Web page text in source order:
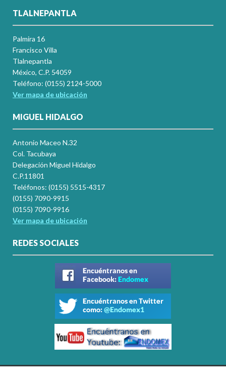
TLALNEPANTLA
Palmira 16
Francisco Villa
Tlalnepantla
México, C.P. 54059
Teléfono: (0155) 2124-5000
Ver mapa de ubicación
MIGUEL HIDALGO
Antonio Maceo N.32
Col. Tacubaya
Delegación Miguel Hidalgo
C.P.11801
Teléfonos: (0155) 5515-4317
(0155) 7090-9915
(0155) 7090-9916
Ver mapa de ubicación
REDES SOCIALES